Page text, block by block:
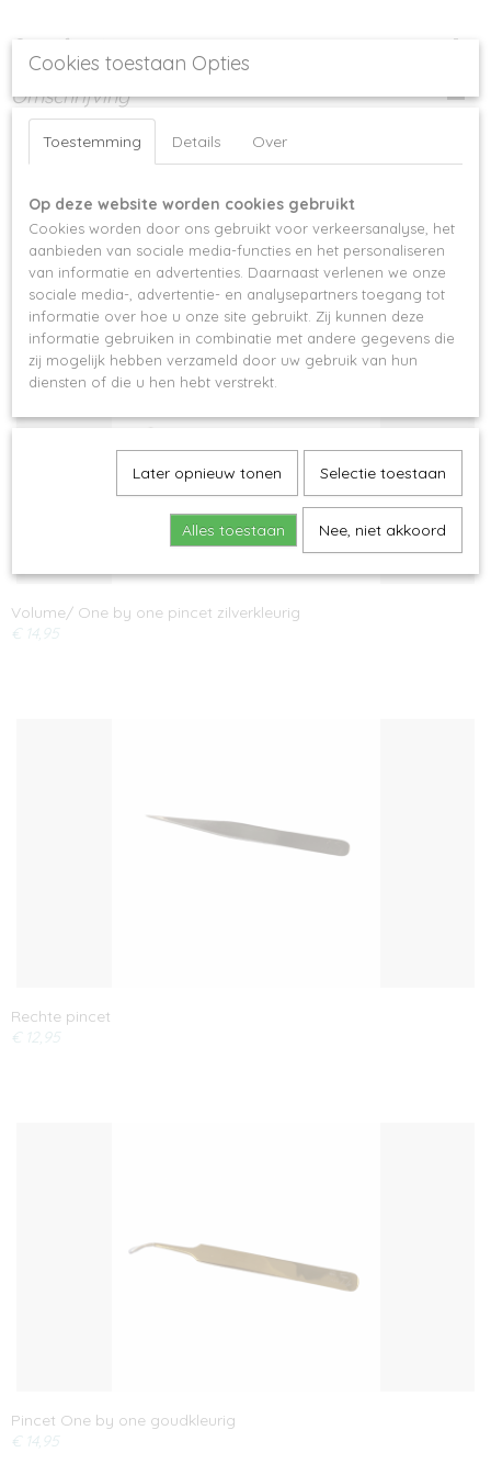
Specificaties
1098
EAN code
Omschrijving
Pincet speciaal voor volume wimperextensions, kan ook gebruikt worden
Ook interessant
Volume/ One by one pincet zilverkleurig
€ 14,95
Rechte pincet
€ 12,95
Pincet One by one goudkleurig
€ 14,95
Cookies toestaan Opties
Toestemming Details Over
Op deze website worden cookies gebruikt
Cookies worden door ons gebruikt voor verkeersanalyse, het
aanbieden van sociale media-functies en het personaliseren
van informatie en advertenties. Daarnaast verlenen we onze
sociale media-, advertentie- en analysepartners toegang tot
informatie over hoe u onze site gebruikt. Zij kunnen deze
informatie gebruiken in combinatie met andere gegevens die
zij mogelijk hebben verzameld door uw gebruik van hun
diensten of die u hen hebt verstrekt.
Later opnieuw tonen Selectie toestaan
Alles toestaan Nee, niet akkoord